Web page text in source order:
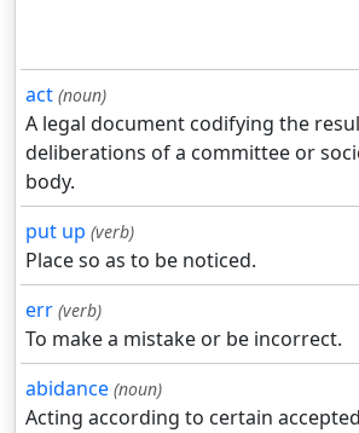
act (noun)
A legal document codifying the
deliberations of a committee or
body.
put up (verb)
Place so as to be noticed.
err (verb)
To make a mistake or be incorrect.
abidance (noun)
Acting according to certain